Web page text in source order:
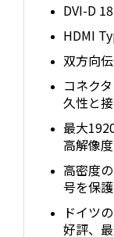
DVI-D
HDMI
双方向
コネク
久性と
最大
高解像
高密度
号を保
ドイツ
好評、